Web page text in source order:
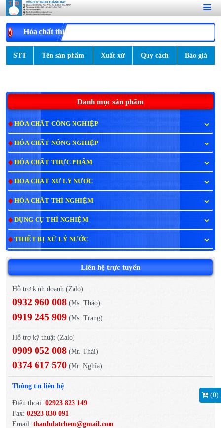
(0)
Danh mục sản phẩm
HÓA CHẤT CÔNG NGHIỆP
HÓA CHẤT NÔNG NGHIỆP
HÓA CHẤT THỰC PHẨM
HÓA CHẤT XỬ LÝ NƯỚC
HÓA CHẤT THÍ NGHIỆM
DỤNG CỤ THÍ NGHIỆM
THIẾT BỊ XỬ LÝ NƯỚC
Liên hệ trực tuyến
Hỗ trợ kinh doanh (Zalo)
0932 960 008 (Ms. Thảo)
0919 245 909 (Ms. Trang)
Hỗ trợ kỹ thuật (Zalo)
0909 052 008 (Mr. Thái)
0374 617 570 (Mr. Nghĩa)
Thông tin liên hệ
Điện thoại: 02923 823 149
Fax: 02923 830 091
Email: thanhdatchem@gmail.com
Hóa chất thí nghiệm cơ bản
STT Tên sản phẩm Xuất xứ Quy cách Báo giá